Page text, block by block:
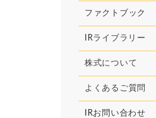
ファクトブック
IRライブラリー
株式について
よくあるご質問
IRお問い合わせ